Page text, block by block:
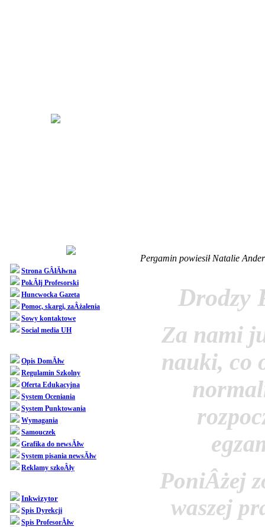
Strona GÂłĂłwna
PokĂłj Profesorski
Huncwocka Gazeta
Pomoc, skargi, zaÂżalenia
Sowy kontaktowe
Social media UH
Opis DomĂłw
Regulamin Szkolny
Oferta Edukacyjna
System Oceniania
System Punktowania
Wymagania
Samouczek
Grafika do newsĂłw
System pisania newsĂłw
Reklamy szkoÂły
Inkwizytor
Spis Dyrekcji
Spis ProfesorĂłw
Pergamin powiesił Natalie
Drodzy
Za nami
nauki, co
PoniÂżej
waszej